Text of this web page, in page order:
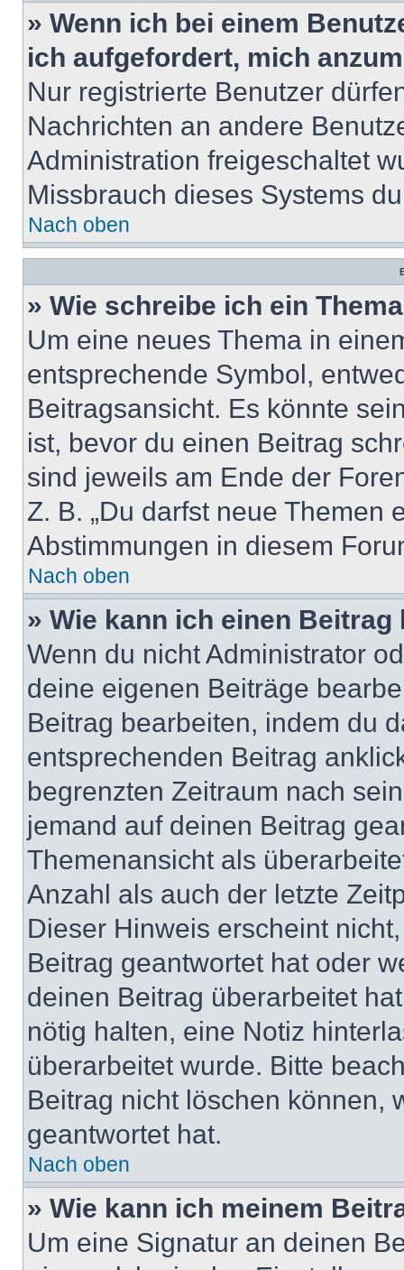
» Wenn ich bei einem
ich aufgefordert, mich
Nur registrierte Benutzer
Nachrichten an andere
Administration freigeschaltet
Missbrauch dieses Systems
Nach oben
» Wie schreibe ich ein
Um eine neues Thema in
entsprechende Symbol,
Beitragsansicht. Es könnte
ist, bevor du einen Beitrag
sind jeweils am Ende der
Z. B. „Du darfst neue Themen
Abstimmungen in diesem
Nach oben
» Wie kann ich einen
Wenn du nicht Administrator
deine eigenen Beiträge
Beitrag bearbeiten, indem du
entsprechenden Beitrag
begrenzten Zeitraum nach
jemand auf deinen Beitrag
Themenansicht als
Anzahl als auch der letzte
Dieser Hinweis erscheint
Beitrag geantwortet hat oder
deinen Beitrag überarbeitet
nötig halten, eine Notiz
überarbeitet wurde. Bitte
Beitrag nicht löschen können,
geantwortet hat.
Nach oben
» Wie kann ich meinem
Um eine Signatur an deinen